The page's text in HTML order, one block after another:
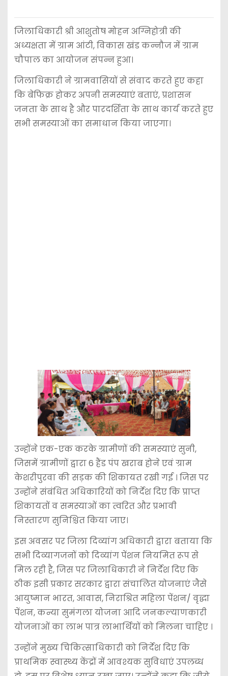
जिलाधिकारी श्री आशुतोष मोहन अग्निहोत्री की
अध्यक्षता में ग्राम आंटी, विकास खंड कन्नौज में ग्राम
चौपाल का आयोजन संपन्न हुआ।
जिलाधिकारी ने ग्रामवासियों से संवाद करते हुए कहा
कि बेफिक्र होकर अपनी समस्याएं बताएं, प्रशासन
जनता के साथ है और पारदर्शिता के साथ कार्य करते हुए
सभी समस्याओं का समाधान किया जाएगा।
उन्होंने एक-एक करके ग्रामीणों की समस्याएं सुनी,
जिसमें ग्रामीणों द्वारा 6 हैंड पंप खराब होने एवं ग्राम
केशरीपुरवा की सड़क की शिकायत रखी गई । जिस पर
उन्होंने संबंधित अधिकारियों को निर्देश दिए कि प्राप्त
शिकायतों व समस्याओं का त्वरित और प्रभावी
निस्तारण सुनिश्चित किया जाए।
इस अवसर पर जिला दिव्यांग अधिकारी द्वारा बताया कि
सभी दिव्यागजनों को दिव्यांग पेंशन नियमित रूप से
मिल रही है, जिस पर जिलाधिकारी ने निर्देश दिए कि
ठीक इसी प्रकार सरकार द्वारा संचालित योजनाएं जैसे
आयुष्मान भारत, आवास, निराश्रित महिला पेंशन/ वृद्धा
पेंशन, कन्या सुमंगला योजना आदि जनकल्याणकारी
योजनाओं का लाभ पात्र लाभार्थियों को मिलना चाहिए ।
उन्होंने मुख्य चिकित्साधिकारी को निर्देश दिए कि
प्राथमिक स्वास्थ्य केंद्रों में आवश्यक सुविधाएं उपलब्ध